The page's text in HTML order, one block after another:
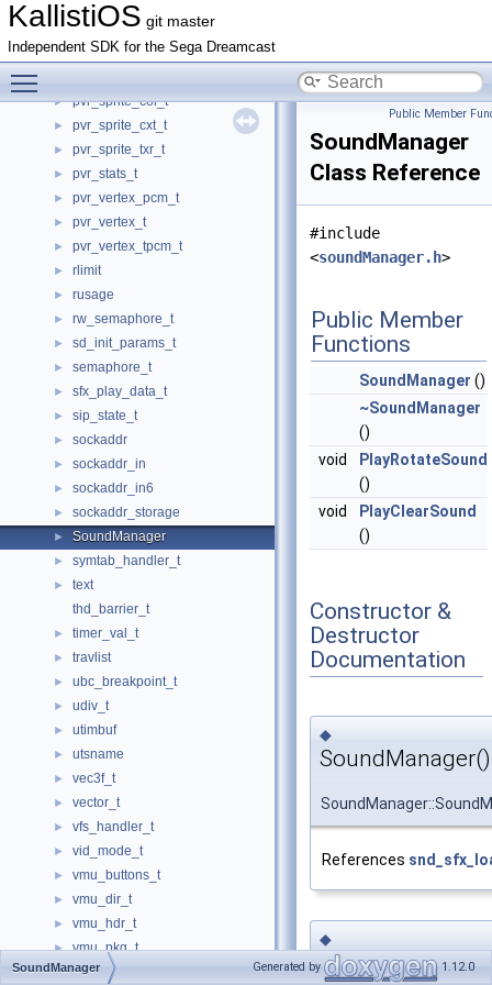
KallistiOS git master
Independent SDK for the Sega Dreamcast
► pvr_poly_hdr_mode1_t
► pvr_poly_hdr_mode2_t
► pvr_poly_hdr_mode3_t
► pvr_sprite_col_t
► pvr_sprite_cxt_t
► pvr_sprite_txr_t
► pvr_stats_t
► pvr_vertex_pcm_t
► pvr_vertex_t
► pvr_vertex_tpcm_t
► rlimit
► rusage
► rw_semaphore_t
► sd_init_params_t
► semaphore_t
► sfx_play_data_t
► sip_state_t
► sockaddr
► sockaddr_in
► sockaddr_in6
► sockaddr_storage
► SoundManager
► symtab_handler_t
►
text
thd_barrier_t
► timer_val_t
► travlist
► ubc_breakpoint_t
► udiv_t
► utimbuf
► utsname
► vec3f_t
► vector_t
► vfs_handler_t
► vid_mode_t
► vmu_buttons_t
► vmu_dir_t
► vmu_hdr_t
► vmu_pkg_t
► vmu_root_t
Public Member
SoundManager
Class Reference
#include
<soundManager.h>
Public Member
Functions
SoundManager ()
~SoundManager
()
void
PlayRotateSound
()
void
PlayClearSound
()
Constructor &
Destructor
Documentation
◆
SoundManager()
References
◆
SoundManager Generated by 1.12.0